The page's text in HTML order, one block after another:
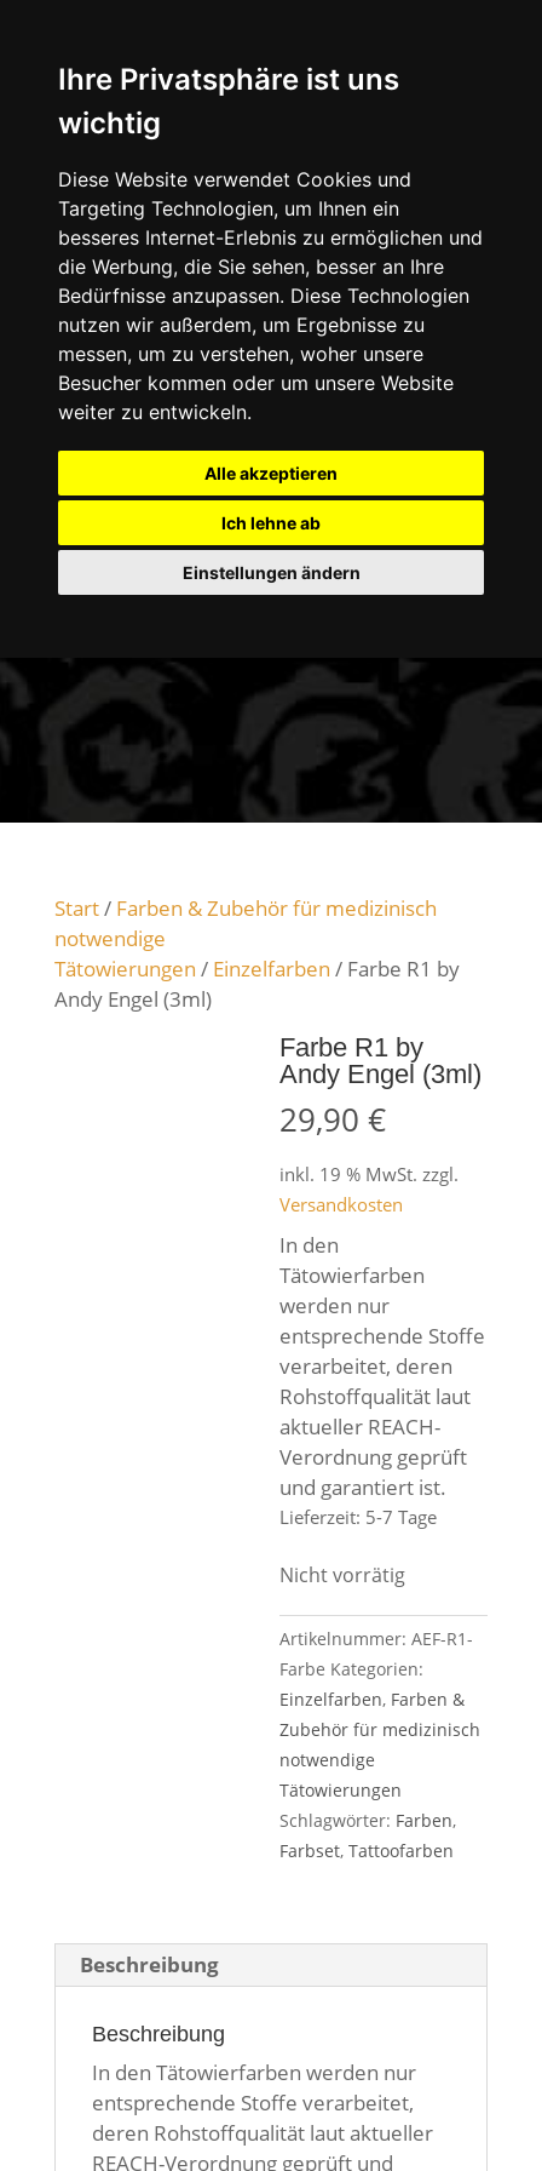
Ihre Privatsphäre ist uns
wichtig
Diese Website verwendet Cookies und
Targeting Technologien, um Ihnen ein
besseres Internet-Erlebnis zu ermöglichen und
die Werbung, die Sie sehen, besser an Ihre
Bedürfnisse anzupassen. Diese Technologien
nutzen wir außerdem, um Ergebnisse zu
messen, um zu verstehen, woher unsere
Besucher kommen oder um unsere Website
weiter zu entwickeln.
Alle akzeptieren
Ich lehne ab
Einstellungen ändern
Seite wählen
Start/ Farben & Zubehör für medizinisch
notwendige
Tätowierungen / Einzelfarben / Farbe R1 by
Andy Engel (3ml)
Farbe R1 by
Andy Engel (3ml)
29,90€
inkl. 19 % MwSt. zzgl.
Versandkosten
In den
Tätowierfarben
werden nur
entsprechende Stoffe
verarbeitet, deren
Rohstoffqualität laut
aktueller REACH-
Verordnung geprüft
und garantiert ist.
Lieferzeit: 5-7 Tage
Nicht vorrätig
Artikelnummer:AEF-R1-
Farbe Kategorien:
Einzelfarben, Farben &
Zubehör für medizinisch
notwendige
Tätowierungen
Schlagwörter: Farben,
Farbset,Tattoofarben
Beschreibung
Beschreibung
In den Tätowierfarben werden nur
entsprechende Stoffe verarbeitet,
deren Rohstoffqualität laut aktueller
REACH-Verordnung geprüft und